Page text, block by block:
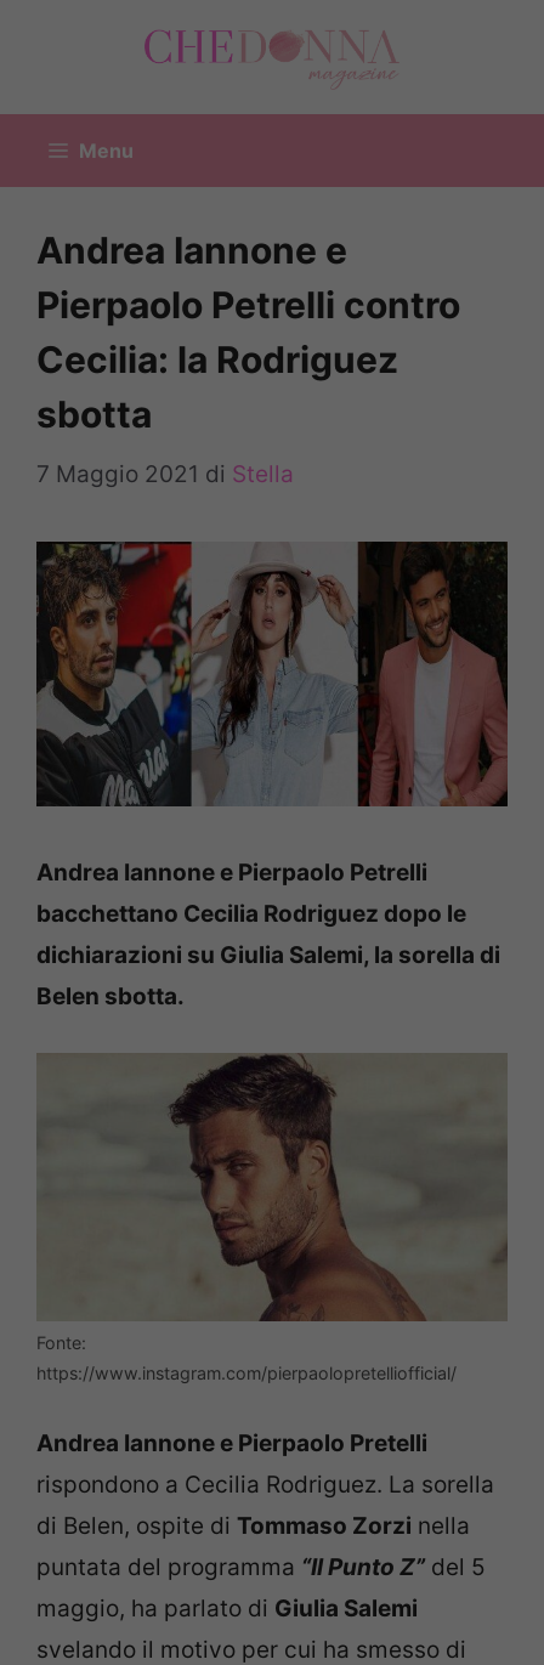
Menu
Andrea Iannone e
Pierpaolo Petrelli contro
Cecilia: la Rodriguez
sbotta
7 Maggio 2021 di Stella
Andrea Iannone e Pierpaolo Petrelli
bacchettano Cecilia Rodriguez dopo le
dichiarazioni su Giulia Salemi, la sorella di
Belen sbotta.
Fonte:
https://www.instagram.com/pierpaolopretelliofficial/
Andrea Iannone e Pierpaolo Pretelli
rispondono a Cecilia Rodriguez. La sorella
di Belen, ospite di Tommaso Zorzi nella
puntata del programma “Il Punto Z” del 5
maggio, ha parlato di Giulia Salemi
svelando il motivo per cui ha smesso di